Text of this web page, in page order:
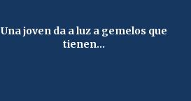
Una joven da a luz a gemelos que
tienen...